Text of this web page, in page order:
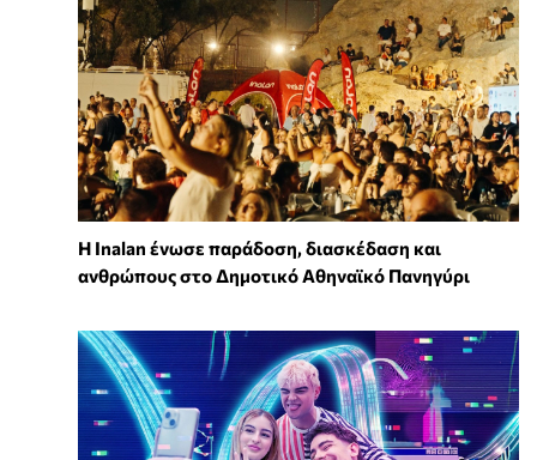
Η Inalan ένωσε παράδοση, διασκέδαση και
ανθρώπους στο Δημοτικό Αθηναϊκό Πανηγύρι